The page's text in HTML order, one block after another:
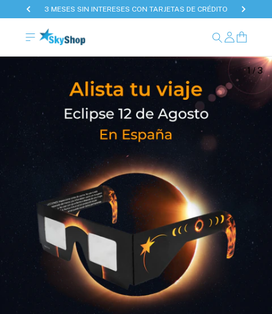
3 MESES SIN INTERESES CON TARJETAS DE CRÉDITO
1/3